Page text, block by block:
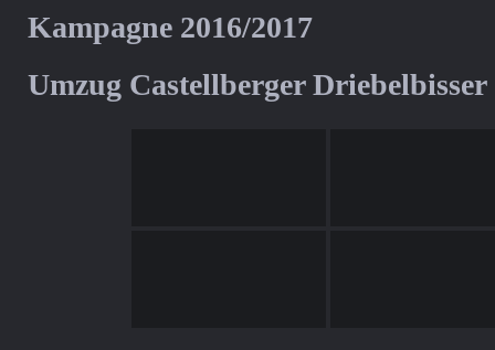
Kampagne 2016/2017
Umzug Castellberger